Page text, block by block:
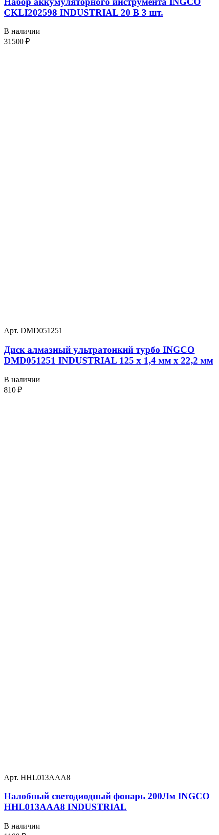
CKLI202598 INDUSTRIAL 20 В 3 шт.
В наличии
31500 ₽
Арт. DMD051251
Диск алмазный ультратонкий турбо INGCO
DMD051251 INDUSTRIAL 125 х 1,4 мм x 22,2 мм
В наличии
810 ₽
Арт. HHL013AAA8
Налобный светодиодный фонарь 200Лм INGCO
HHL013AAA8 INDUSTRIAL
В наличии